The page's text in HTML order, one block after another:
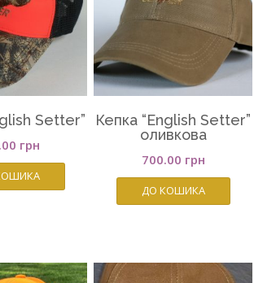
Setter”
грн
Кепка “English Setter”
оливкова
700.00 грн
ДО КОШИКА